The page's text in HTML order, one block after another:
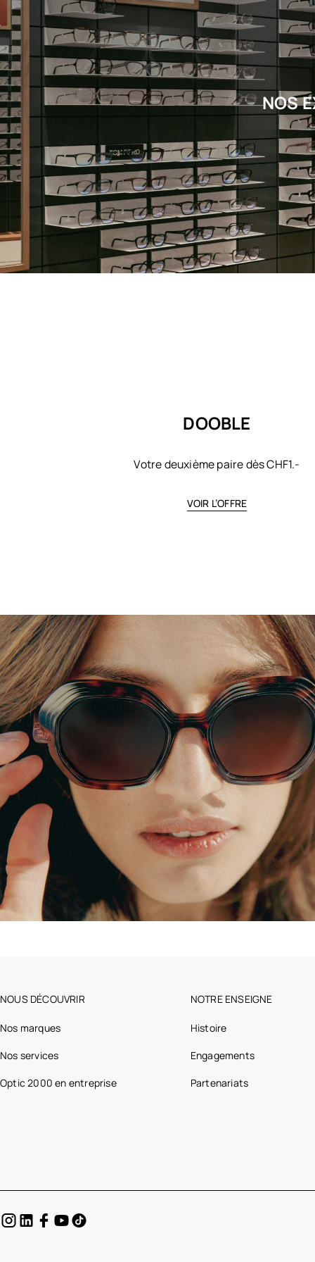
NOS
DOOBLE
Votre deuxième paire dès CHF1.-
VOIR L’OFFRE
NOUS DÉCOUVRIR
Nos marques
Nos services
Optic 2000 en entreprise
NOTRE ENSEIGNE
Histoire
Engagements
Partenariats